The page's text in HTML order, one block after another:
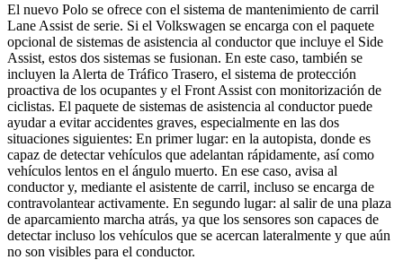
El nuevo Polo se ofrece con el sistema de mantenimiento de carril
Lane Assist de serie. Si el Volkswagen se encarga con el paquete
opcional de sistemas de asistencia al conductor que incluye el Side
Assist, estos dos sistemas se fusionan. En este caso, también se
incluyen la Alerta de Tráfico Trasero, el sistema de protección
proactiva de los ocupantes y el Front Assist con monitorización de
ciclistas. El paquete de sistemas de asistencia al conductor puede
ayudar a evitar accidentes graves, especialmente en las dos
situaciones siguientes: En primer lugar: en la autopista, donde es
capaz de detectar vehículos que adelantan rápidamente, así como
vehículos lentos en el ángulo muerto. En ese caso, avisa al
conductor y, mediante el asistente de carril, incluso se encarga de
contravolantear activamente. En segundo lugar: al salir de una plaza
de aparcamiento marcha atrás, ya que los sensores son capaces de
detectar incluso los vehículos que se acercan lateralmente y que aún
no son visibles para el conductor.